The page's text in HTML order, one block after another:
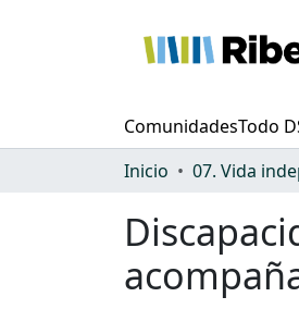
ComunidadesTodo
Inicio